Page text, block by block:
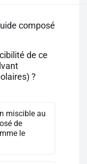
composé
de ce
?
miscible au
de
le